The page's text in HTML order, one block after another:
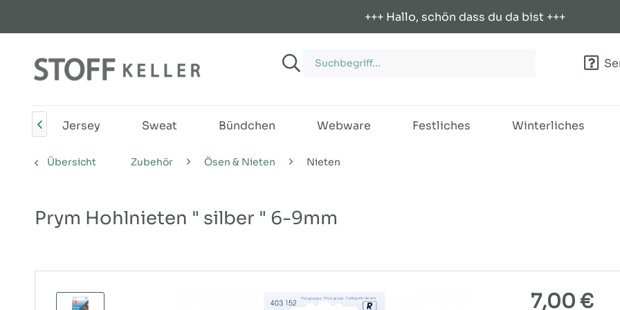
+++ Hallo, schön dass du da bist +++
Jersey Sweat Bündchen Webware Festliches Winterliches

Übersicht Zubehör Ösen & Nieten Nieten
Prym Hohlnieten " silber " 6-9mm
7,00 €